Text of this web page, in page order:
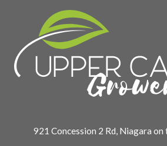
921 Concession 2 Rd, Niagara on